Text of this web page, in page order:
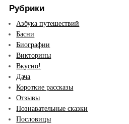
Рубрики
Азбука путешествий
Басни
Биографии
Викторины
Вкусно!
Дача
Короткие рассказы
Отзывы
Познавательные сказки
Пословицы